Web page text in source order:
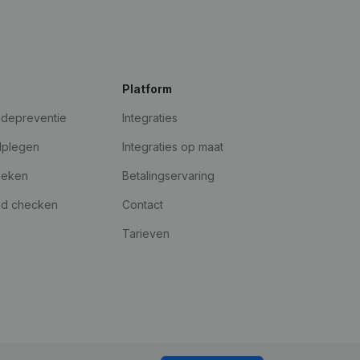
checken
Platform
Integraties
Integraties op maat
Betalingservaring
Contact
Tarieven